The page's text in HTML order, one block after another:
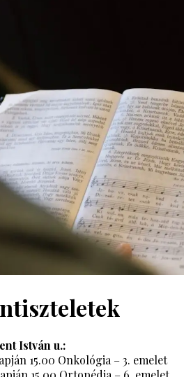
István u.:
15.00 Onkológia – 3. emelet